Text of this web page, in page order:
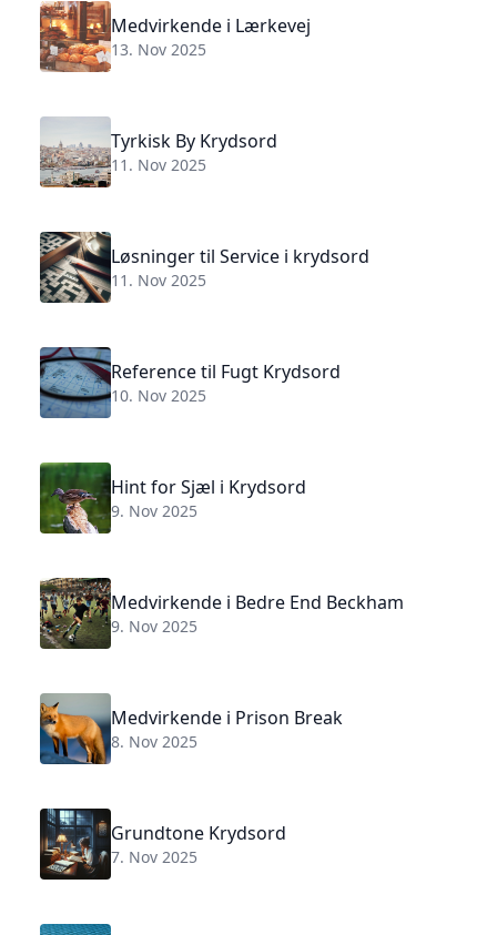
Medvirkende i Lærkevej
13. Nov 2025
Tyrkisk By Krydsord
11. Nov 2025
Løsninger til Service i krydsord
11. Nov 2025
Reference til Fugt Krydsord
10. Nov 2025
Hint for Sjæl i Krydsord
9. Nov 2025
Medvirkende i Bedre End Beckham
9. Nov 2025
Medvirkende i Prison Break
8. Nov 2025
Grundtone Krydsord
7. Nov 2025